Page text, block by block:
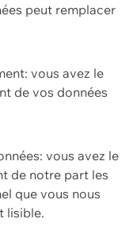
peut remplacer
vous avez le
de vos données
vous avez le
de notre part les
que vous nous
lisible.